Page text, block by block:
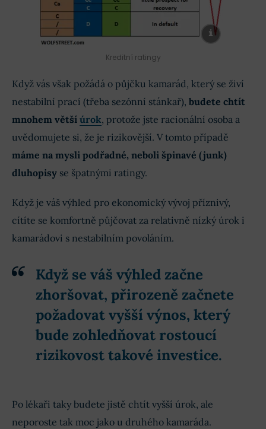
Kreditní ratingy
Když vás však požádá o půjčku kamarád, který se živí
nestabilní prací (třeba sezónní stánkař), budete chtít
mnohem větší úrok, protože jste racionální osoba a
uvědomujete si, že je rizikovější. V tomto případě
máme na mysli podřadné, neboli špinavé (junk)
dluhopisy se špatnými ratingy.
Když je váš výhled pro ekonomický vývoj příznivý,
cítíte se komfortně půjčovat za relativně nízký úrok i
kamarádovi s nestabilním povoláním.
Když se váš výhled začne
zhoršovat, přirozeně začnete
požadovat vyšší výnos, který
bude zohledňovat rostoucí
rizikovost takové investice.
Po lékaři taky budete jistě chtít vyšší úrok, ale
neporoste tak moc jako u druhého kamaráda.